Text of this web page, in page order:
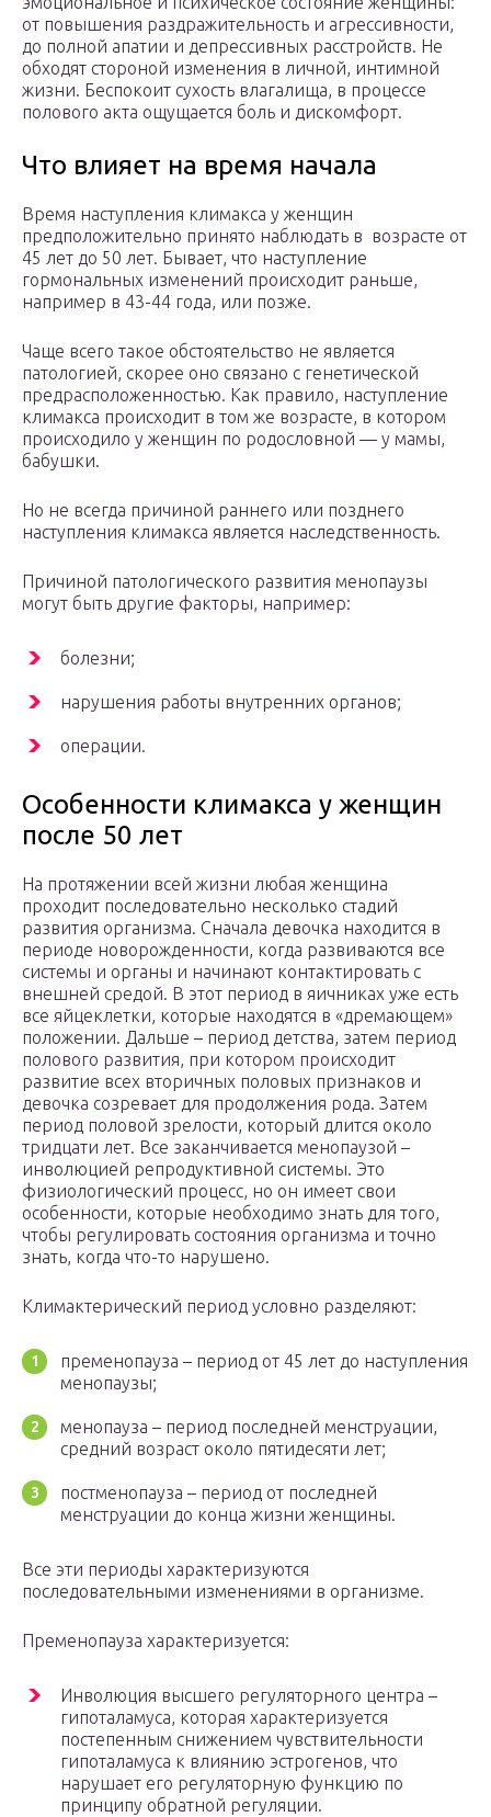
от повышения раздражительность и агрессивности,
до полной апатии и депрессивных расстройств. Не
обходят стороной изменения в личной, интимной
жизни. Беспокоит сухость влагалища, в процессе
полового акта ощущается боль и дискомфорт.
Что влияет на время начала
Время наступления климакса у женщин
предположительно принято наблюдать в возрасте от
45 лет до 50 лет. Бывает, что наступление
гормональных изменений происходит раньше,
например в 43-44 года, или позже.
Чаще всего такое обстоятельство не является
патологией, скорее оно связано с генетической
предрасположенностью. Как правило, наступление
климакса происходит в том же возрасте, в котором
происходило у женщин по родословной — у мамы,
бабушки.
Но не всегда причиной раннего или позднего
наступления климакса является наследственность.
Причиной патологического развития менопаузы
могут быть другие факторы, например:
болезни;
нарушения работы внутренних органов;
операции.
Особенности климакса у женщин
после 50 лет
На протяжении всей жизни любая женщина
проходит последовательно несколько стадий
развития организма. Сначала девочка находится в
периоде новорожденности, когда развиваются все
системы и органы и начинают контактировать с
внешней средой. В этот период в яичниках уже есть
все яйцеклетки, которые находятся в «дремающем»
положении. Дальше – период детства, затем период
полового развития, при котором происходит
развитие всех вторичных половых признаков и
девочка созревает для продолжения рода. Затем
период половой зрелости, который длится около
тридцати лет. Все заканчивается менопаузой –
инволюцией репродуктивной системы. Это
физиологический процесс, но он имеет свои
особенности, которые необходимо знать для того,
чтобы регулировать состояния организма и точно
знать, когда что-то нарушено.
Климактерический период условно разделяют:
пременопауза – период от 45 лет до наступления
менопаузы;
менопауза – период последней менструации,
средний возраст около пятидесяти лет;
постменопауза – период от последней
менструации до конца жизни женщины.
Все эти периоды характеризуются
последовательными изменениями в организме.
Пременопауза характеризуется:
Инволюция высшего регуляторного центра –
гипоталамуса, которая характеризуется
постепенным снижением чувствительности
гипоталамуса к влиянию эстрогенов, что
нарушает его регуляторную функцию по
принципу обратной регуляции.